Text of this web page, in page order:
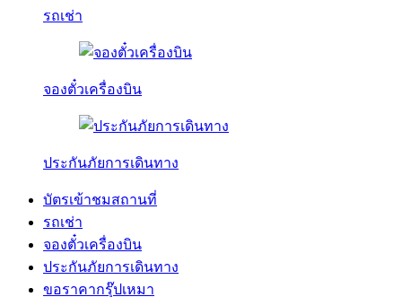
รถเช่า
จองตั๋วเครื่องบิน
ประกันภัยการเดินทาง
บัตรเข้าชมสถานที่
รถเช่า
จองตั๋วเครื่องบิน
ประกันภัยการเดินทาง
ขอราคากรุ๊ปเหมา